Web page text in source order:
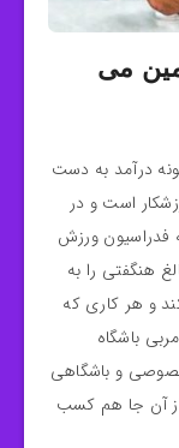
می
درآمد به دست
است و در
فدراسیون ورزش
هنگفتی را به
و هر کاری که
باشگاه
و باشگاهی
آن جا هم کسب